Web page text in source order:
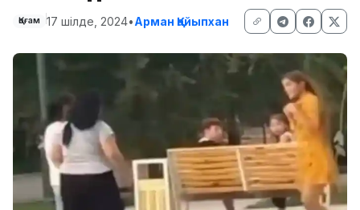
Қоғам 17 шілде, 2024•Арман Қайыпхан